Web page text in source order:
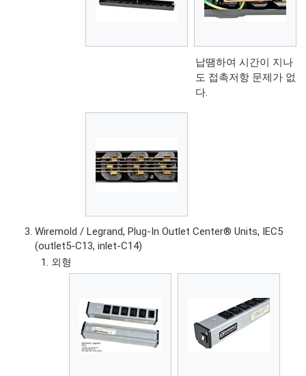
납땜하여 시간이 지나
도 접촉저항 문제가 없
다.
Wiremold / Legrand, Plug-In Outlet Center® Units, IEC5
(outlet5-C13, inlet-C14)
외형